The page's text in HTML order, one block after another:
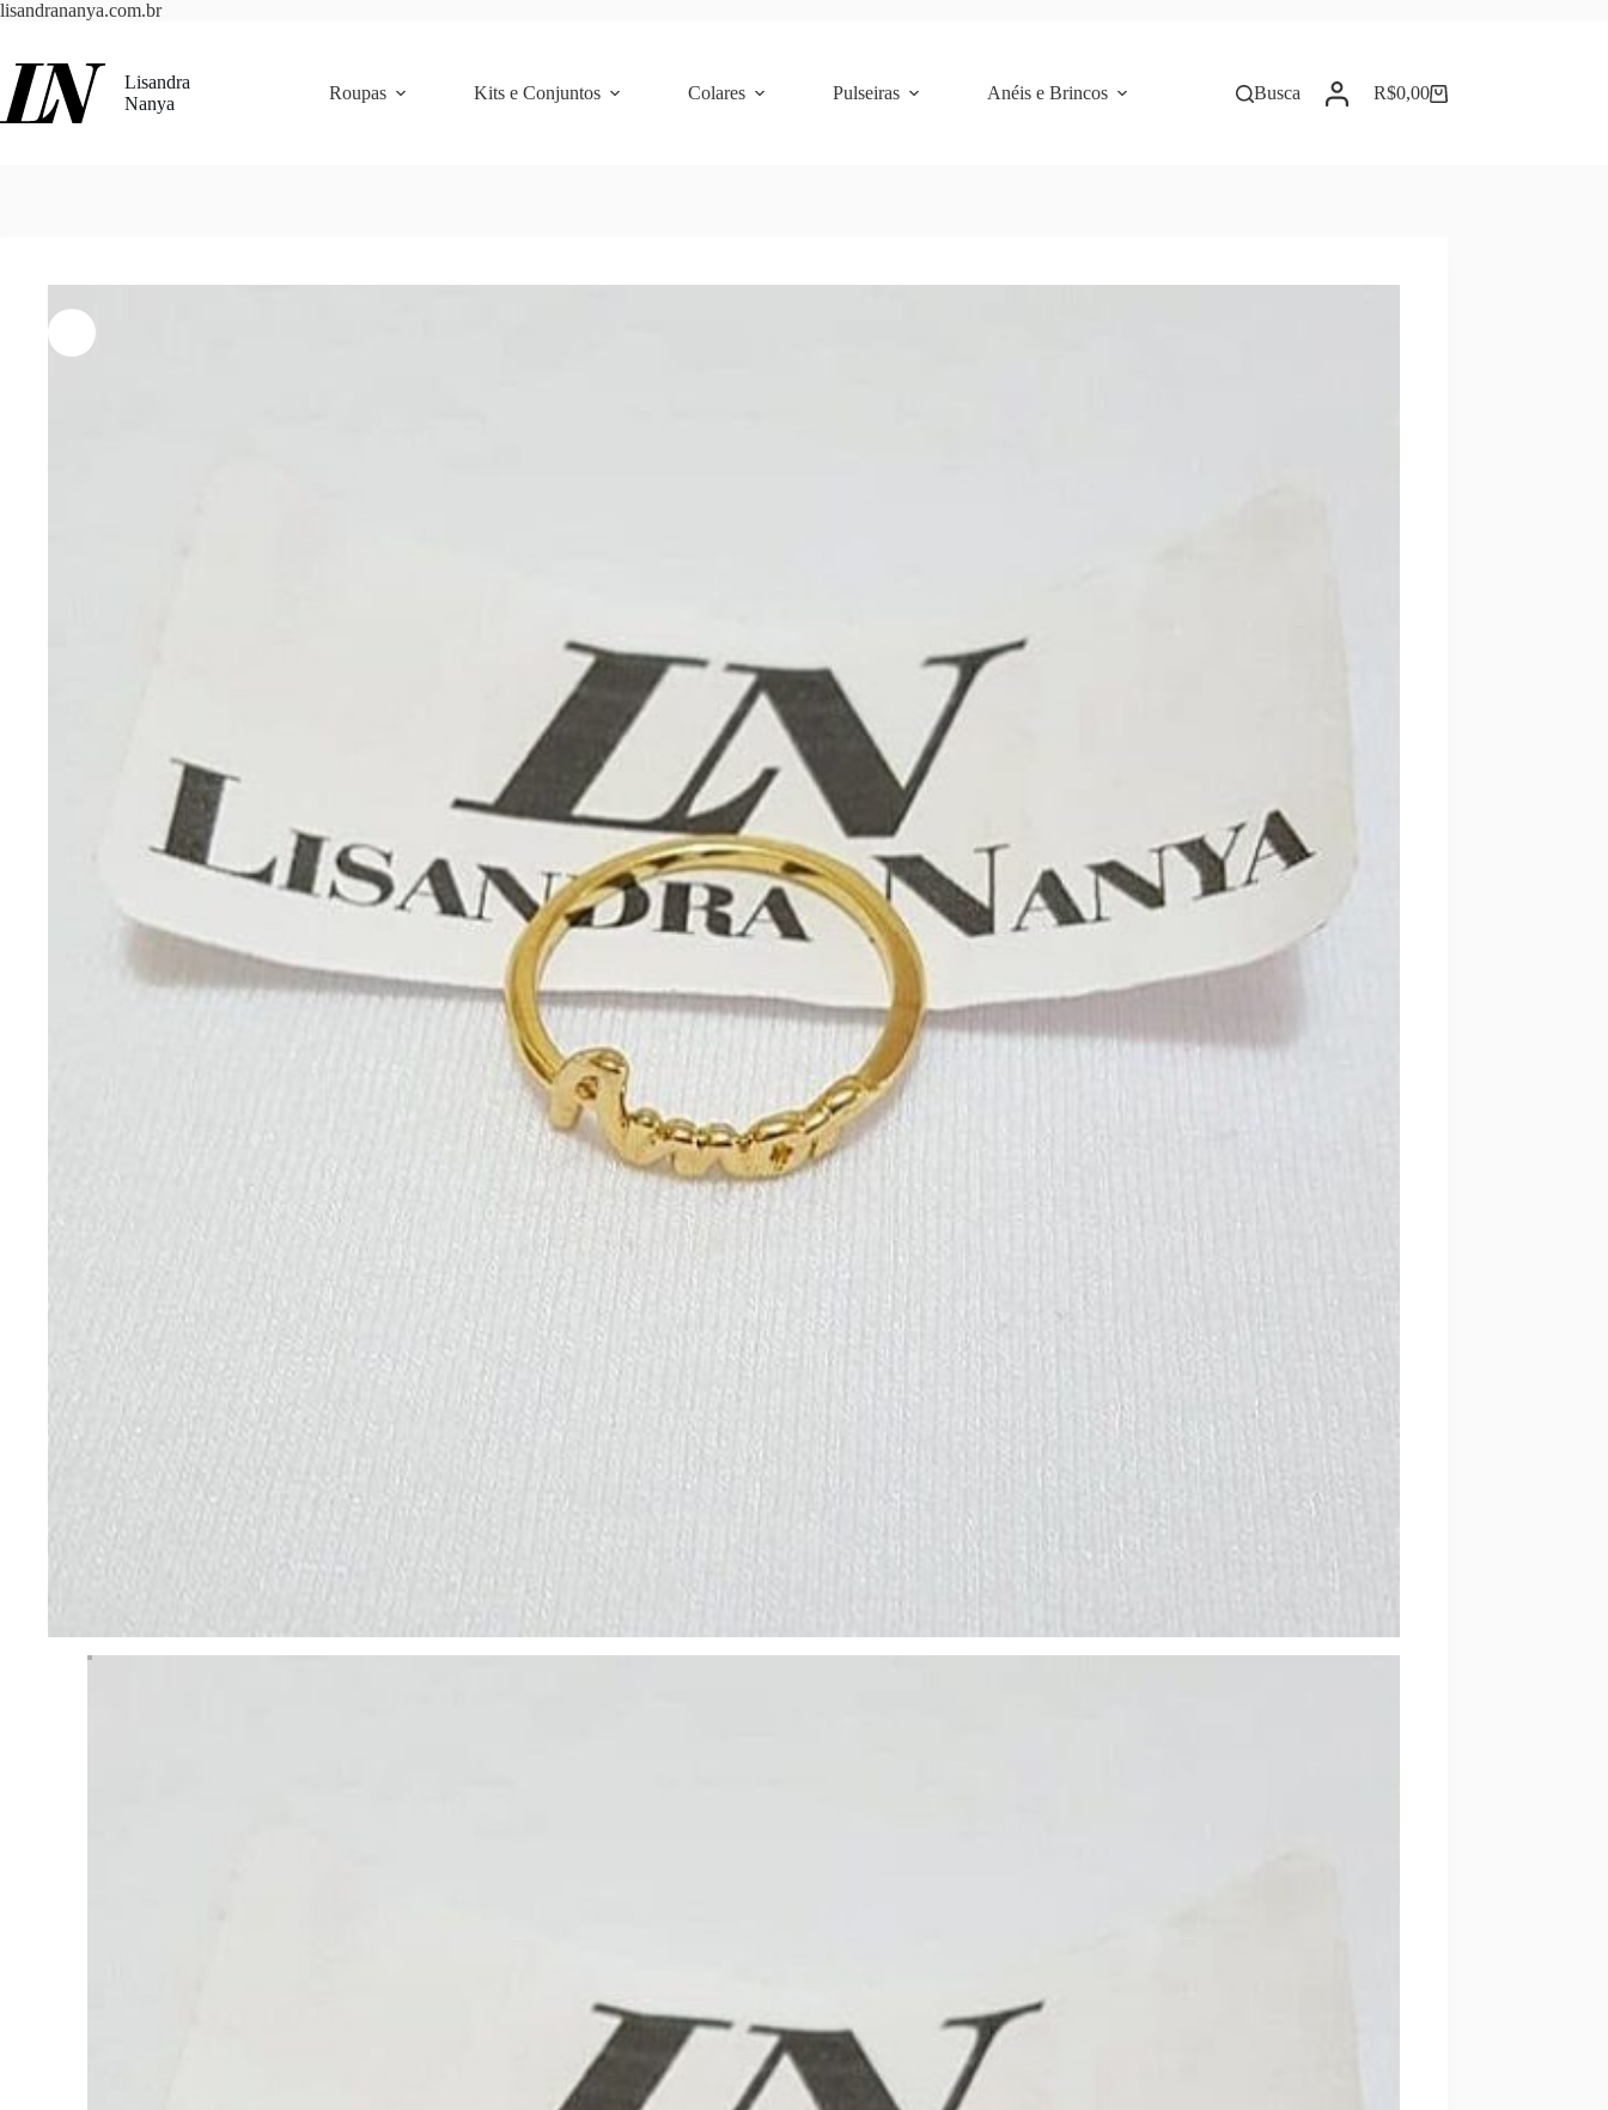
lisandrananya.com.brPular
conteúdo
Lisandra
Nanya
Roupas Kits e Conjuntos Colares Pulseiras Anéis e Brincos Busca Carrinho
R$0,00